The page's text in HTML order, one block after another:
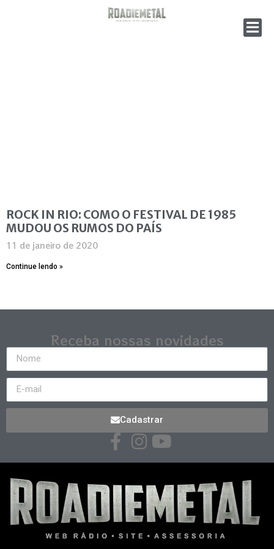
ROCK IN RIO: COMO O FESTIVAL DE 1985
MUDOU OS RUMOS DO PAÍS
11 de janeiro de 2020
Continue lendo »
Receba nossas novidades
Cadastrar